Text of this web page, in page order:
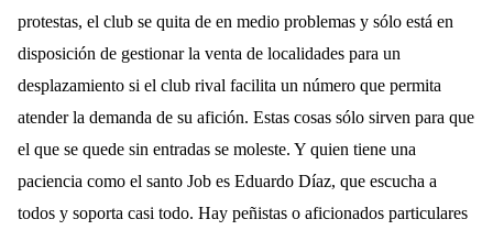
protestas, el club se quita de en medio problemas y sólo está en
disposición de gestionar la venta de localidades para un
desplazamiento si el club rival facilita un número que permita
atender la demanda de su afición. Estas cosas sólo sirven para que
el que se quede sin entradas se moleste. Y quien tiene una
paciencia como el santo Job es Eduardo Díaz, que escucha a
todos y soporta casi todo. Hay peñistas o aficionados particulares